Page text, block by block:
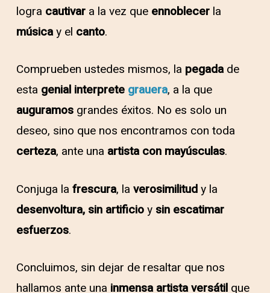
logra cautivara la vez que ennoblecerla
músicay el canto.
Comprueben ustedes mismos, la pegadade
esta genial interprete grauera, a la que
auguramosgrandes éxitos. No es solo un
deseo, sino que nos encontramos con toda
certeza, ante una artista con mayúsculas.
Conjuga la frescura, la verosimilitudy la
desenvoltura, sin artificioy sin escatimar
esfuerzos.
Concluimos, sin dejar de resaltar que nos
hallamos ante una inmensa artistaversátilque